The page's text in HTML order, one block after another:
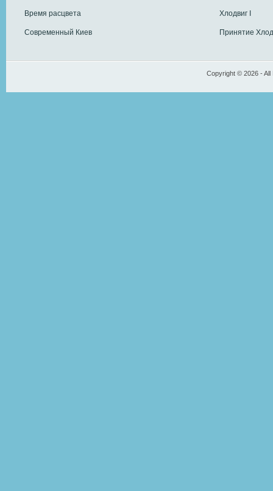
Время расцвета
Современный Киев
Хлодвиг I
Принятие
Copyright © 2026 -